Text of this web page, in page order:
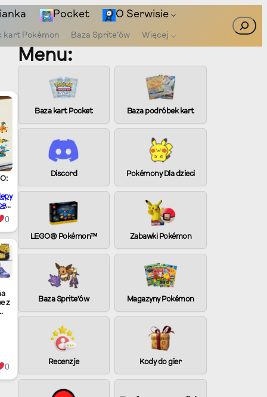
Pocket O Serwisie
kart Pokémon Baza Sprite’ów Więcej
Szukaj
w
0
z
0
Menu:
Baza kart Pocket Baza podróbek kart
Discord Pokémony Dla dzieci
LEGO® Pokémon™ Zabawki Pokémon
Baza Sprite’ów Magazyny Pokémon
Recenzje Kody do gier